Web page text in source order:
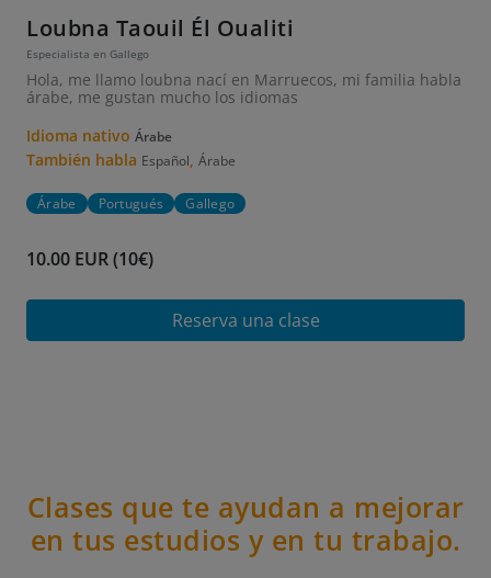
Loubna Taouil Él Oualiti
Especialista en Gallego
Hola, me llamo loubna nací en Marruecos, mi familia habla
árabe, me gustan mucho los idiomas
Idioma nativo Árabe
También habla Español Árabe
Árabe Portugués Gallego
10.00 EUR (10€)
Reserva una clase
Clases que te ayudan a mejorar
en tus estudios y en tu trabajo.